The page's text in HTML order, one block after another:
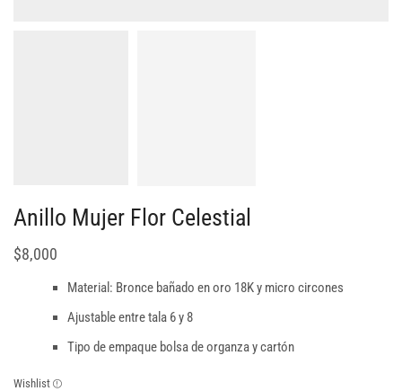
Anillo Mujer Flor Celestial
$8,000
Material: Bronce bañado en oro 18K y micro circones
Ajustable entre tala 6 y 8
Tipo de empaque bolsa de organza y cartón
Wishlist